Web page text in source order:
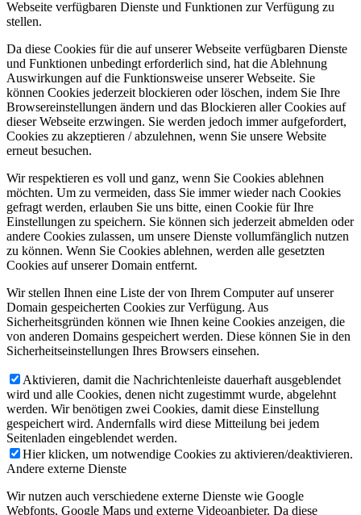
Webseite verfügbaren Dienste und Funktionen zur Verfügung zu
stellen.
Da diese Cookies für die auf unserer Webseite verfügbaren Dienste
und Funktionen unbedingt erforderlich sind, hat die Ablehnung
Auswirkungen auf die Funktionsweise unserer Webseite. Sie
können Cookies jederzeit blockieren oder löschen, indem Sie Ihre
Browsereinstellungen ändern und das Blockieren aller Cookies auf
dieser Webseite erzwingen. Sie werden jedoch immer aufgefordert,
Cookies zu akzeptieren / abzulehnen, wenn Sie unsere Website
erneut besuchen.
Wir respektieren es voll und ganz, wenn Sie Cookies ablehnen
möchten. Um zu vermeiden, dass Sie immer wieder nach Cookies
gefragt werden, erlauben Sie uns bitte, einen Cookie für Ihre
Einstellungen zu speichern. Sie können sich jederzeit abmelden oder
andere Cookies zulassen, um unsere Dienste vollumfänglich nutzen
zu können. Wenn Sie Cookies ablehnen, werden alle gesetzten
Cookies auf unserer Domain entfernt.
Wir stellen Ihnen eine Liste der von Ihrem Computer auf unserer
Domain gespeicherten Cookies zur Verfügung. Aus
Sicherheitsgründen können wie Ihnen keine Cookies anzeigen, die
von anderen Domains gespeichert werden. Diese können Sie in den
Sicherheitseinstellungen Ihres Browsers einsehen.
Aktivieren, damit die Nachrichtenleiste dauerhaft ausgeblendet
wird und alle Cookies, denen nicht zugestimmt wurde, abgelehnt
werden. Wir benötigen zwei Cookies, damit diese Einstellung
gespeichert wird. Andernfalls wird diese Mitteilung bei jedem
Seitenladen eingeblendet werden.
Hier klicken, um notwendige Cookies zu aktivieren/deaktivieren.
Andere externe Dienste
Wir nutzen auch verschiedene externe Dienste wie Google
Webfonts, Google Maps und externe Videoanbieter. Da diese